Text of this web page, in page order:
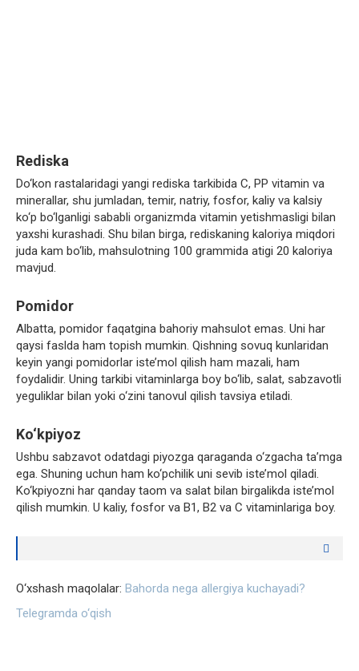
Rediska
Do‘kon rastalaridagi yangi rediska tarkibida C, PP vitamin va
minerallar, shu jumladan, temir, natriy, fosfor, kaliy va kalsiy
ko‘p bo‘lganligi sababli organizmda vitamin yetishmasligi bilan
yaxshi kurashadi. Shu bilan birga, rediskaning kaloriya miqdori
juda kam bo‘lib, mahsulotning 100 grammida atigi 20 kaloriya
mavjud.
Pomidor
Albatta, pomidor faqatgina bahoriy mahsulot emas. Uni har
qaysi faslda ham topish mumkin. Qishning sovuq kunlaridan
keyin yangi pomidorlar iste’mol qilish ham mazali, ham
foydalidir. Uning tarkibi vitaminlarga boy bo‘lib, salat, sabzavotli
yeguliklar bilan yoki o‘zini tanovul qilish tavsiya etiladi.
Ko‘kpiyoz
Ushbu sabzavot odatdagi piyozga qaraganda o‘zgacha ta’mga
ega. Shuning uchun ham ko‘pchilik uni sevib iste’mol qiladi.
Ko‘kpiyozni har qanday taom va salat bilan birgalikda iste’mol
qilish mumkin. U kaliy, fosfor va B1, B2 va C vitaminlariga boy.
O‘xshash maqolalar: Bahorda nega allergiya kuchayadi?
Telegramda o‘qish